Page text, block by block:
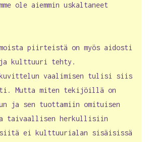
ole aiemmin uskaltaneet
piirteistä on myös aidosti
ja kulttuuri tehty.
vaalimisen tulisi siis
Mutta miten tekijöillä on
ja sen tuottamiin omituisen
taivaallisen herkullisiin
ei kulttuurialan sisäisissä